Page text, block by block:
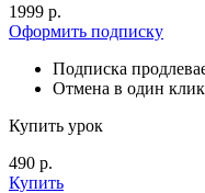
1999 р.
Оформить подписку
Подписка
Отмена в один
Купить урок
490 р.
Купить